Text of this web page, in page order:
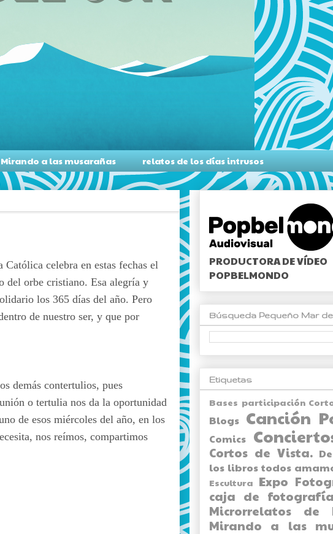
Mirando a las musarañas relatos de los días intrusos
celebra en estas fechas el
del orbe cristiano. Esa alegría y
los 365 días del año. Pero
de nuestro ser, y que por
demás contertulios, pues
o tertulia nos da la oportunidad
de esos miércoles del año, en los
nos reímos, compartimos
PRODUCTORA DE VÍDEO
POPBELMONDO
Búsqueda Pequeño Mar
Etiquetas
Bases participación
Blogs Canción
Comics
Cortos de Vista.
los libros todos
Escultura Expo
caja de
Microrrelatos de
Mirando a las